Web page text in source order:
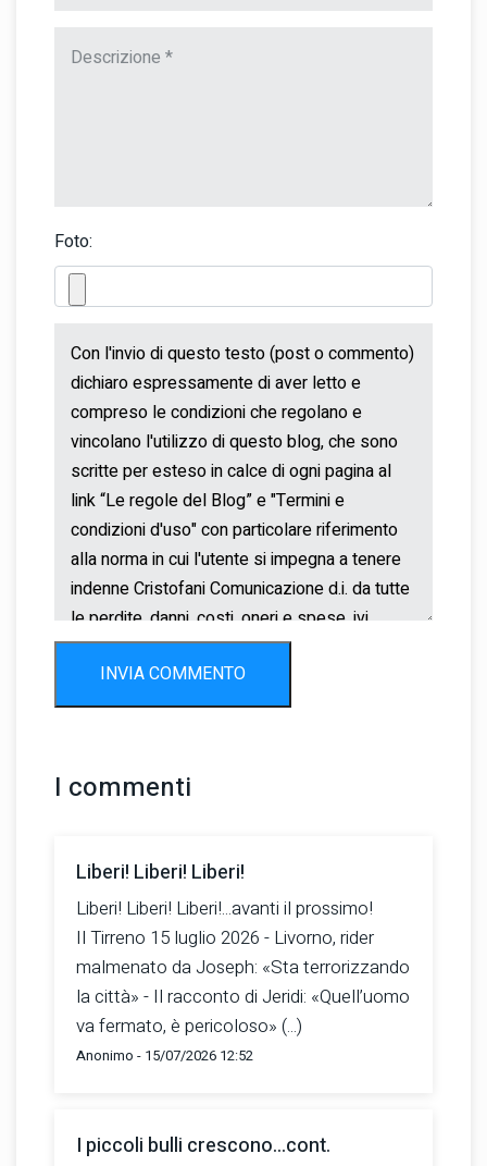
Foto:
INVIA COMMENTO
I commenti
Liberi! Liberi! Liberi!
Liberi! Liberi! Liberi!...avanti il prossimo!
Il Tirreno 15 luglio 2026 - Livorno, rider
malmenato da Joseph: «Sta terrorizzando
la città» - Il racconto di Jeridi: «Quell’uomo
va fermato, è pericoloso» (...)
Anonimo - 15/07/2026 12:52
I piccoli bulli crescono...cont.